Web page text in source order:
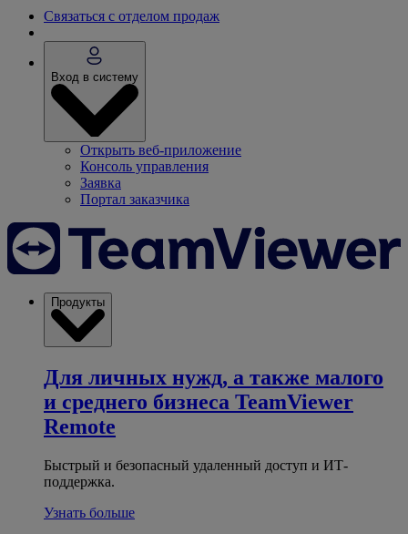
Связаться с отделом продаж
Вход в систему
Открыть веб-приложение
Консоль управления
Заявка
Портал заказчика
Продукты
Для личных нужд, а также малого
и среднего бизнеса TeamViewer
Remote
Быстрый и безопасный удаленный доступ и ИТ-
поддержка.
Узнать больше